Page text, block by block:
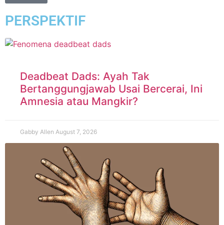
PERSPEKTIF
Deadbeat Dads: Ayah Tak
Bertanggungjawab Usai Bercerai, Ini
Amnesia atau Mangkir?
Gabby Allen August 7, 2026